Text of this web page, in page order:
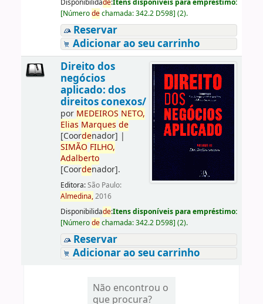
[Númerodechamada:342.2 D598] (2).
Reservar
Adicionar ao seu carrinho
Direito dos
negócios
aplicado: dos
direitos conexos/
por MEDEIROS NETO,
Elias Marques de
[Coordenador] |
SIMÃO FILHO,
Adalberto
[Coordenador].
Editora:São Paulo:
Almedina,2016
Disponibilidade:Itens disponíveis para empréstimo:
[Númerodechamada:342.2 D598] (2).
Reservar
Adicionar ao seu carrinho
Não encontrou o
que procura?